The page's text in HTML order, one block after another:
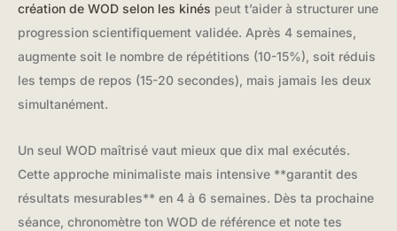
création de WOD selon les kinés peut t’aider à structurer une
progression scientifiquement validée. Après 4 semaines,
augmente soit le nombre de répétitions (10-15%), soit réduis
les temps de repos (15-20 secondes), mais jamais les deux
simultanément.
Un seul WOD maîtrisé vaut mieux que dix mal exécutés.
Cette approche minimaliste mais intensive **garantit des
résultats mesurables** en 4 à 6 semaines. Dès ta prochaine
séance, chronomètre ton WOD de référence et note tes